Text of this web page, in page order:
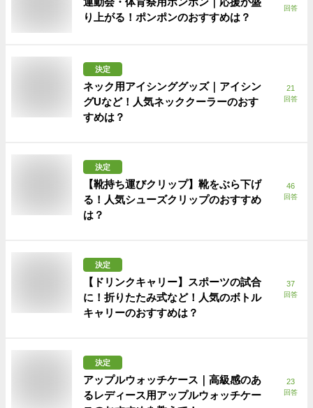
り上がる！ポンポンのおすすめは？
回答
決定
ネック用アイシンググッズ｜アイシン
グUなど！人気ネッククーラーのおす
すめは？
21
回答
決定
【靴持ち運びクリップ】靴をぶら下げ
る！人気シューズクリップのおすすめ
は？
46
回答
決定
【ドリンクキャリー】スポーツの試合
に！折りたたみ式など！人気のボトル
キャリーのおすすめは？
37
回答
決定
アップルウォッチケース｜高級感のあ
るレディース用アップルウォッチケー
23
回答